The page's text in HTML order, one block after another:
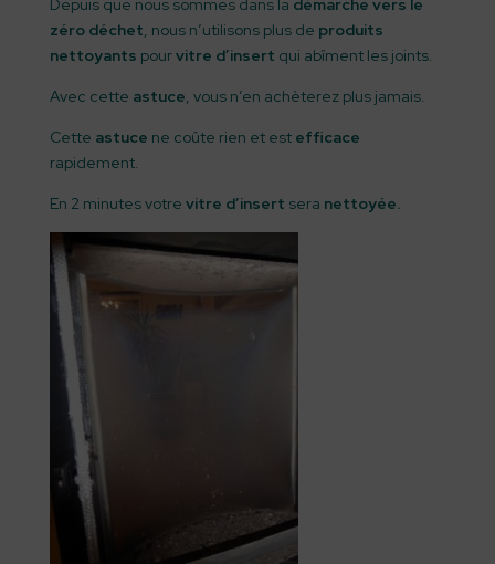
Depuis que nous sommes dans la démarche vers le
zéro déchet, nous n’utilisons plus de produits
nettoyants pourvitre d’insert qui abîment les joints.
Avec cette astuce, vous n’en achèterez plus jamais.
Cette astuce ne coûte rien et estefficace
rapidement.
En 2 minutes votre vitre d’insert sera nettoyée.